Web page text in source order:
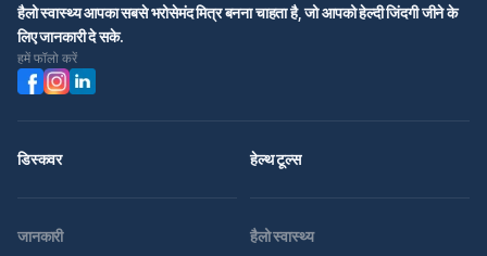
हैलो स्वास्थ्य आपका सबसे भरोसेमंद मित्र बनना चाहता है, जो आपको हेल्दी जिंदगी जीने के
लिए जानकारी दे सके.
हमें फॉलो करें
डिस्कवर हेल्थ टूल्स
जानकारी
हैलो स्वास्थ्य